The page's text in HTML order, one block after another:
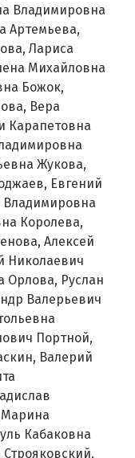
Владимировна
Артемьева,
Лариса
Михайловна
Божок,
Вера
Карапетовна
Жукова,
Евгений
Королева,
Алексей
Николаевич
Орлова, Руслан
Валерьевич
Портной,
Валерий
Марина
Кабаковна